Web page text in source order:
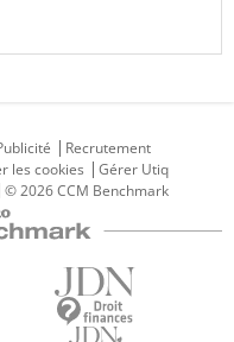
Recrutement
les cookies
Gérer Utiq
© 2026 CCM Benchmark